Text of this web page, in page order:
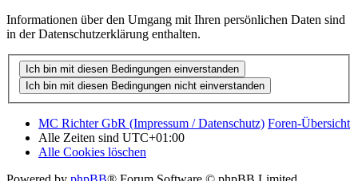
Informationen über den Umgang mit Ihren persönlichen Daten sind
in der Datenschutzerklärung enthalten.
MC Richter GbR (Impressum / Datenschutz) Foren-Übersicht
Alle Zeiten sind UTC+01:00
Alle Cookies löschen